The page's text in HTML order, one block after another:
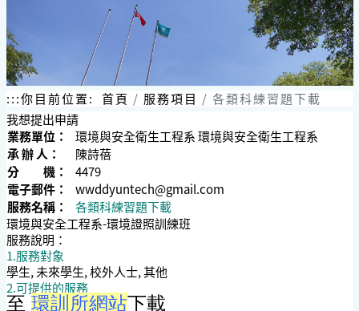
:::你目前位置: 首頁 服務項目
各類科練習題下載
我想提出申請
業務單位：
環境與安全衛生工程系 環境與安全衛生工程系
承 辦 人：
陳詩蓓
分 機：
4479
電子郵件：
wwddyuntech@gmail.com
服務名稱：
各類科練習題下載
環境與安全工程系-環境證照訓練班
服務說明：
1.服務對象
學生, 未來學生, 校外人士, 其他
2.可提供的服務
至 環訓所網站下載